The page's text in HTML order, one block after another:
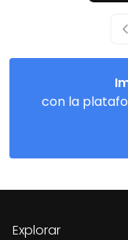
con la
Explorar